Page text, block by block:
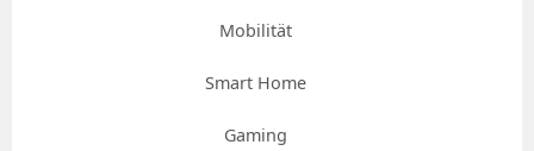
Mobilität
Smart Home
Gaming